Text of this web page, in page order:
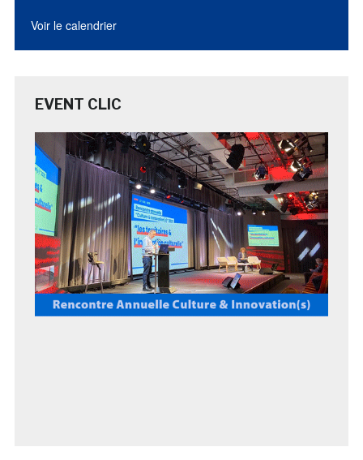
Voir le calendrier
EVENT CLIC